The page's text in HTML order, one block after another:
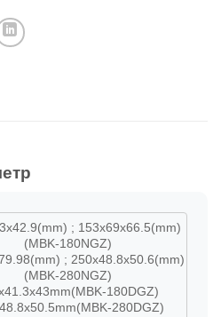
; 153x69x66.5(mm)
(MBK-180NGZ)
; 250x48.8x50.6(mm)
(MBK-280NGZ)
180DGZ)
280DGZ)